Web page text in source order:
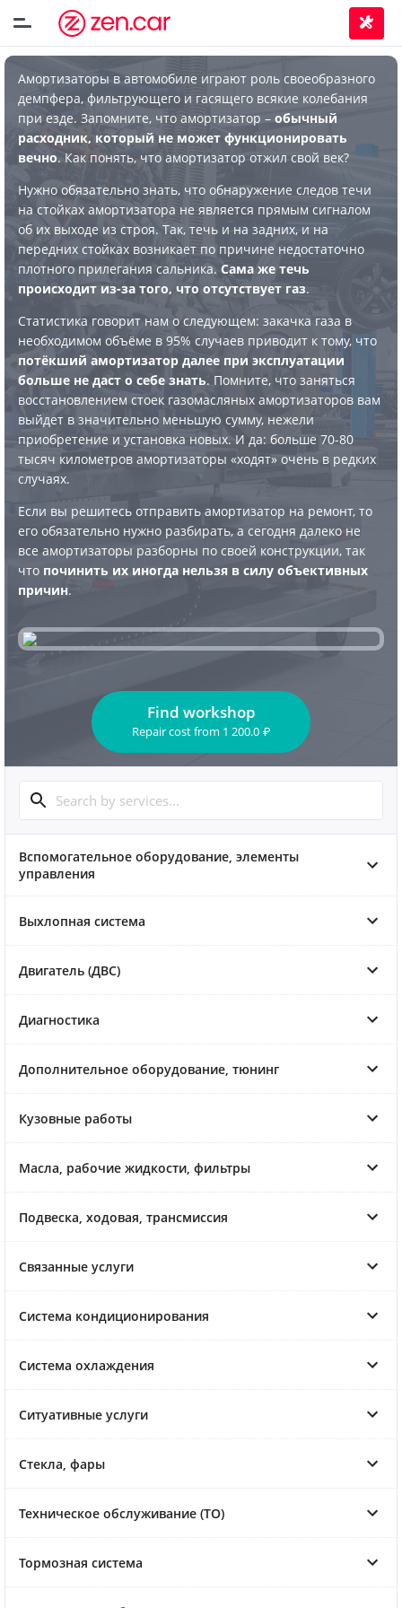
Амортизаторы в автомобиле играют роль своеобразного
демпфера, фильтрующего и гасящего всякие колебания
при езде. Запомните, что амортизатор – обычный
расходник, который не может функционировать
вечно. Как понять, что амортизатор отжил свой век?
Нужно обязательно знать, что обнаружение следов течи
на стойках амортизатора не является прямым сигналом
об их выходе из строя. Так, течь и на задних, и на
передних стойках возникает по причине недостаточно
плотного прилегания сальника. Сама же течь
происходит из-за того, что отсутствует газ.
Статистика говорит нам о следующем: закачка газа в
необходимом объёме в 95% случаев приводит к тому, что
потёкший амортизатор далее при эксплуатации
больше не даст о себе знать. Помните, что заняться
восстановлением стоек газомасляных амортизаторов вам
выйдет в значительно меньшую сумму, нежели
приобретение и установка новых. И да: больше 70-80
тысяч километров амортизаторы «ходят» очень в редких
случаях.
Если вы решитесь отправить амортизатор на ремонт, то
его обязательно нужно разбирать, а сегодня далеко не
все амортизаторы разборны по своей конструкции, так
что починить их иногда нельзя в силу объективных
причин.
Find workshop
Repair costfrom 1 200.0 ₽
Вспомогательное оборудование, элементы
управления
Выхлопная система
Двигатель (ДВС)
Диагностика
Дополнительное оборудование, тюнинг
Кузовные работы
Масла, рабочие жидкости, фильтры
Подвеска, ходовая, трансмиссия
Связанные услуги
Система кондиционирования
Система охлаждения
Ситуативные услуги
Стекла, фары
Техническое обслуживание (ТО)
Тормозная система